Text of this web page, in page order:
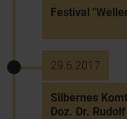
Festival
29.6.2017
Silbernes
Doz. Dr.